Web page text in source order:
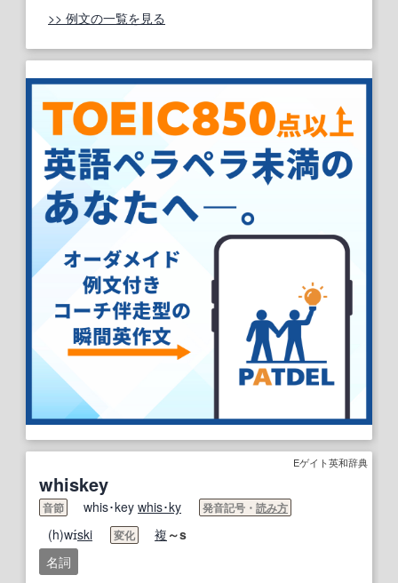
>> 例文の一覧を見る
Eゲイト英和辞典
whiskey
音節 whis･key whis･ky 発音記号・ 読み方
(h)wɪ́ski 変化 複 ～s
名詞